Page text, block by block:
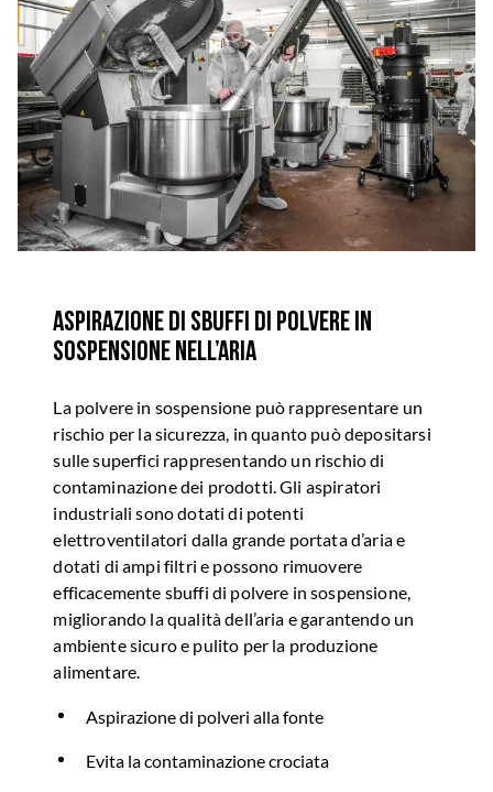
Aspirazione di sbuffi di polvere in
sospensione nell’aria
La polvere in sospensione può rappresentare un
rischio per la sicurezza, in quanto può depositarsi
sulle superfici rappresentando un rischio di
contaminazione dei prodotti. Gli aspiratori
industriali sono dotati di potenti
elettroventilatori dalla grande portata d’aria e
dotati di ampi filtri e possono rimuovere
efficacemente sbuffi di polvere in sospensione,
migliorando la qualità dell’aria e garantendo un
ambiente sicuro e pulito per la produzione
alimentare.
Aspirazione di polveri alla fonte
Evita la contaminazione crociata